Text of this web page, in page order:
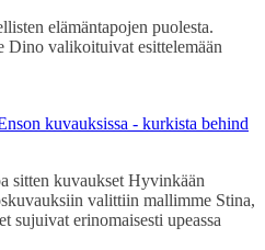
elämäntapojen puolesta.
Dino valikoituivat esittelemään
kuvauksissa - kurkista behind
sitten kuvaukset Hyvinkään
valittiin mallimme Stina,
sujuivat erinomaisesti upeassa